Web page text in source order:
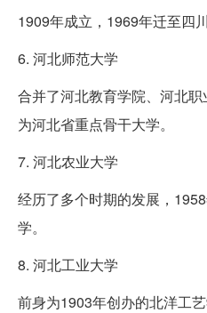
1909年成立，1969年迁至四
6. 河北师范大学
合并了河北教育学院、河北
为河北省重点骨干大学。
7. 河北农业大学
经历了多个时期的发展，
学。
8. 河北工业大学
前身为1903年创办的北洋工